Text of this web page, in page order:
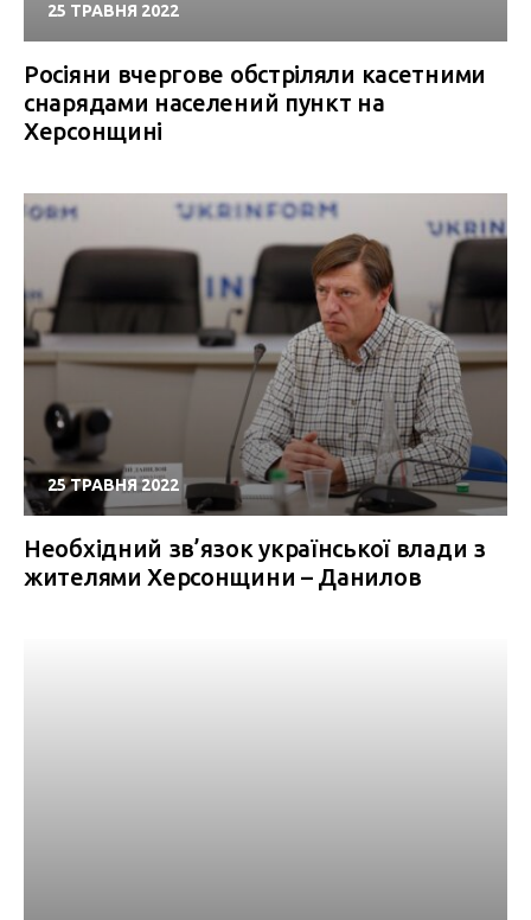
25 ТРАВНЯ 2022
Росіяни вчергове обстріляли касетними
снарядами населений пункт на
Херсонщині
25 ТРАВНЯ 2022
Необхідний зв’язок української влади з
жителями Херсонщини – Данилов